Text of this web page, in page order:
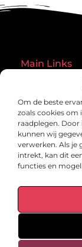
Om de beste
zoals cookies om
raadplegen.
kunnen wij
verwerken. Als
intrekt, kan dit
functies en
Main Links
Ontdek blogs en
@2025 All